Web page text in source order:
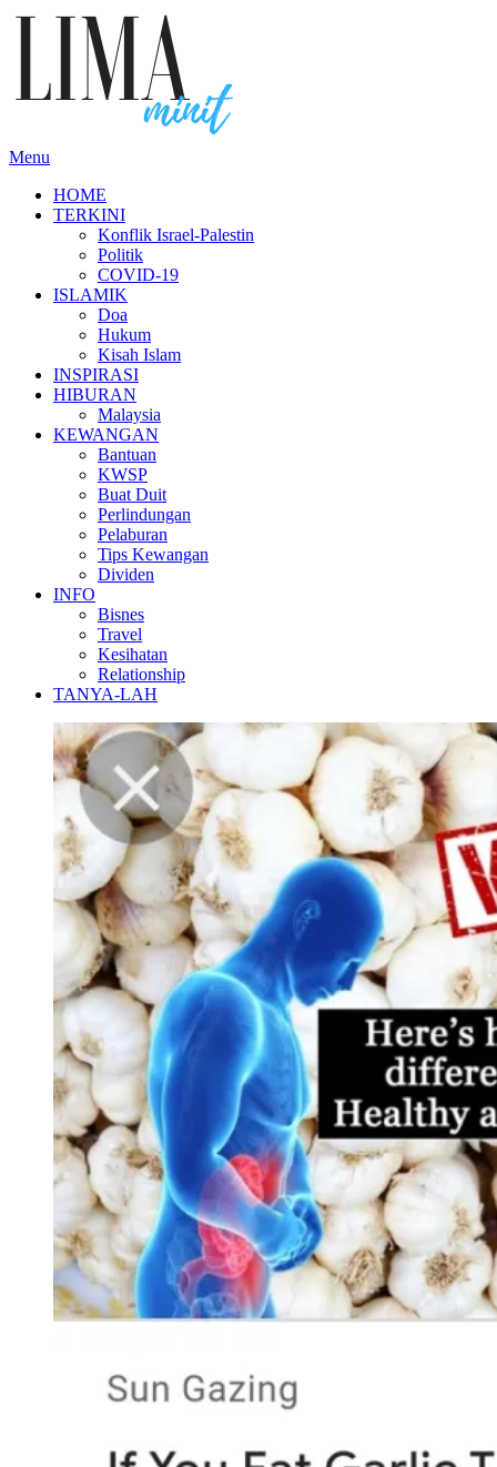
Skip
Menu
HOME
TERKINI
Konflik Israel-Palestin
Politik
COVID-19
ISLAMIK
Doa
Hukum
Kisah Islam
INSPIRASI
HIBURAN
Malaysia
KEWANGAN
Bantuan
KWSP
Buat Duit
Perlindungan
Pelaburan
Tips Kewangan
Dividen
INFO
Bisnes
Travel
Kesihatan
Relationship
TANYA-LAH